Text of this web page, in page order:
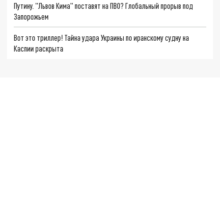
Путину. "Львов Кима" поставят на ПВО? Глобальный прорыв под
Запорожьем
Вот это триллер! Тайна удара Украины по иранскому судну на
Каспии раскрыта